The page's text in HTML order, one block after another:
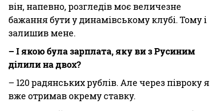
він, напевно, розгледів моє величезне
бажання бути у динамівському клубі. Тому і
залишив мене.
– І якою була зарплата, яку ви з Русиним
ділили на двох?
– 120 радянських рублів. Але через півроку я
вже отримав окрему ставку.